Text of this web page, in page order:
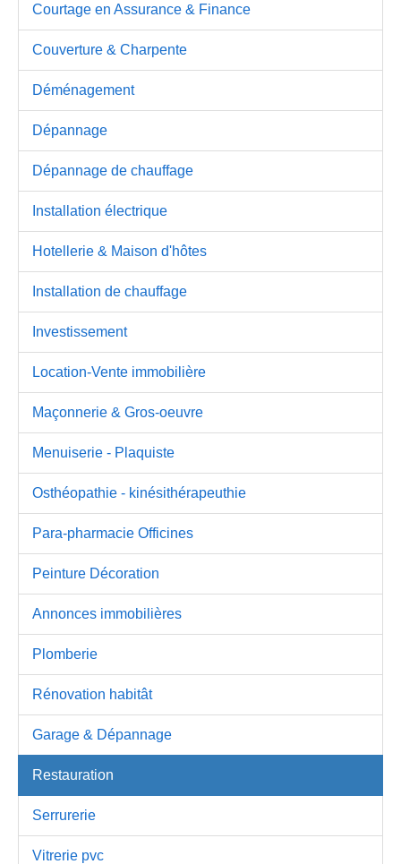
Courtage en Assurance & Finance
Couverture & Charpente
Déménagement
Dépannage
Dépannage de chauffage
Installation électrique
Hotellerie & Maison d'hôtes
Installation de chauffage
Investissement
Location-Vente immobilière
Maçonnerie & Gros-oeuvre
Menuiserie - Plaquiste
Osthéopathie - kinésithérapeuthie
Para-pharmacie Officines
Peinture Décoration
Annonces immobilières
Plomberie
Rénovation habitât
Garage & Dépannage
Restauration
Serrurerie
Vitrerie pvc